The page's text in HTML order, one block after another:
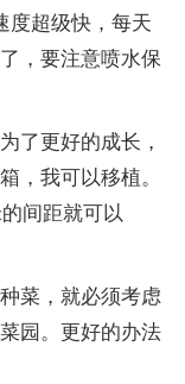
度超级快，每天
，要注意喷水保
了更好的成长，
，我可以移植。
间距就可以
菜，就必须考虑
园。更好的办法